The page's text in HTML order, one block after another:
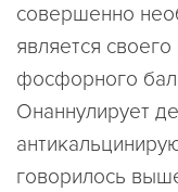
совершенно
является
фосфорного
Онаннулирует
говорилось